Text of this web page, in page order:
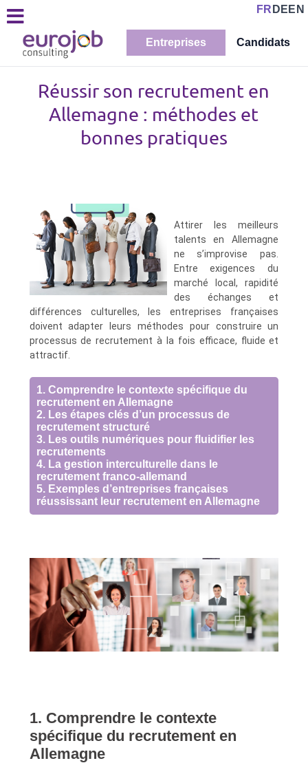
FR DE EN
Entreprises Candidats
Réussir son recrutement en
Allemagne : méthodes et
bonnes pratiques
Attirer les meilleurs
talents en Allemagne
ne s’improvise pas.
Entre exigences du
marché local, rapidité
des échanges et
différences culturelles, les entreprises françaises
doivent adapter leurs méthodes pour construire un
processus de recrutement à la fois efficace, fluide et
attractif.
1. Comprendre le contexte spécifique du
recrutement en Allemagne
2. Les étapes clés d’un processus de
recrutement structuré
3. Les outils numériques pour fluidifier les
recrutements
4. La gestion interculturelle dans le
recrutement franco-allemand
5. Exemples d’entreprises françaises
réussissant leur recrutement en Allemagne
1. Comprendre le contexte
spécifique du recrutement en
Allemagne